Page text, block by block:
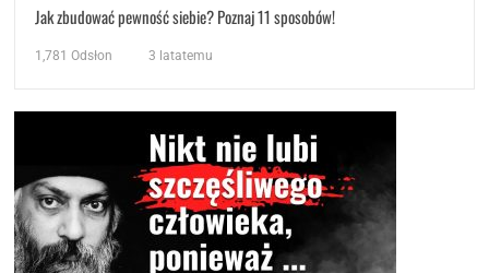
Jak zbudować pewność siebie? Poznaj 11 sposobów!
1,781 Odsłon 3 latatemu